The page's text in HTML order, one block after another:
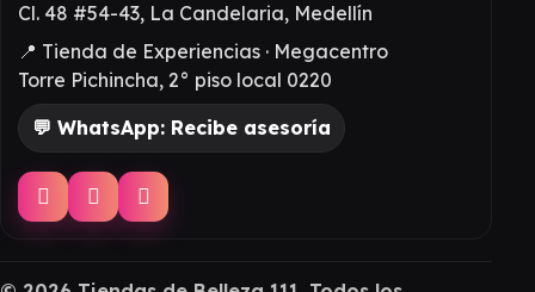
Cl. 48 #54-43, La Candelaria, Medellín
📍 Tienda de Experiencias · Megacentro
Torre Pichincha, 2° piso local 0220
💬 WhatsApp: Recibe asesoría